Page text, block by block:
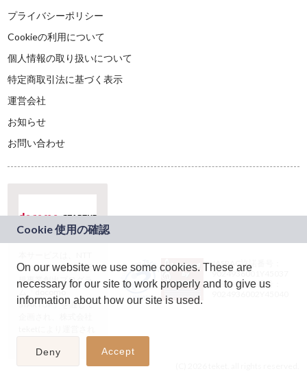
プライバシーポリシー
Cookieの利用について
個人情報の取り扱いについて
特定商取引法に基づく表示
運営会社
お知らせ
お問い合わせ
ドコモグループの新
規事業創出プログラ
ム「docomo
STARTUP」を通じて
JASRAC許諾番号：
9024936001Y45037
JASRAC許諾番号：
On our website we use some cookies. These are
necessary for our site to work properly and to give us
information about how our site is used.
Deny Accept